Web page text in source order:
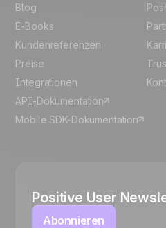
Blog
E-Books
Kundenreferenzen
Preise
Integrationen
API-Dokumentation
Mobile SDK-Dokumentation
Positive User
Abonnieren